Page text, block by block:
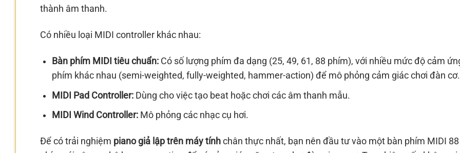
thành âm thanh.
Có nhiều loại MIDI controller khác nhau:
Bàn phím MIDI tiêu chuẩn:Có số lượng phím đa dạng (25, 49, 61, 88 phím), với nhiều mức độ cảm
phím khác nhau (semi-weighted, fully-weighted, hammer-action) để mô phỏng cảm giác chơi đàn cơ.
MIDI Pad Controller:Dùng cho việc tạo beat hoặc chơi các âm thanh mẫu.
MIDI Wind Controller:Mô phỏng các nhạc cụ hơi.
Để có trải nghiệm piano giả lập trên máy tínhchân thực nhất, bạn nên đầu tư vào một bàn phím MIDI 88